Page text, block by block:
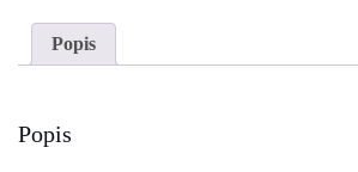
Popis
Popis